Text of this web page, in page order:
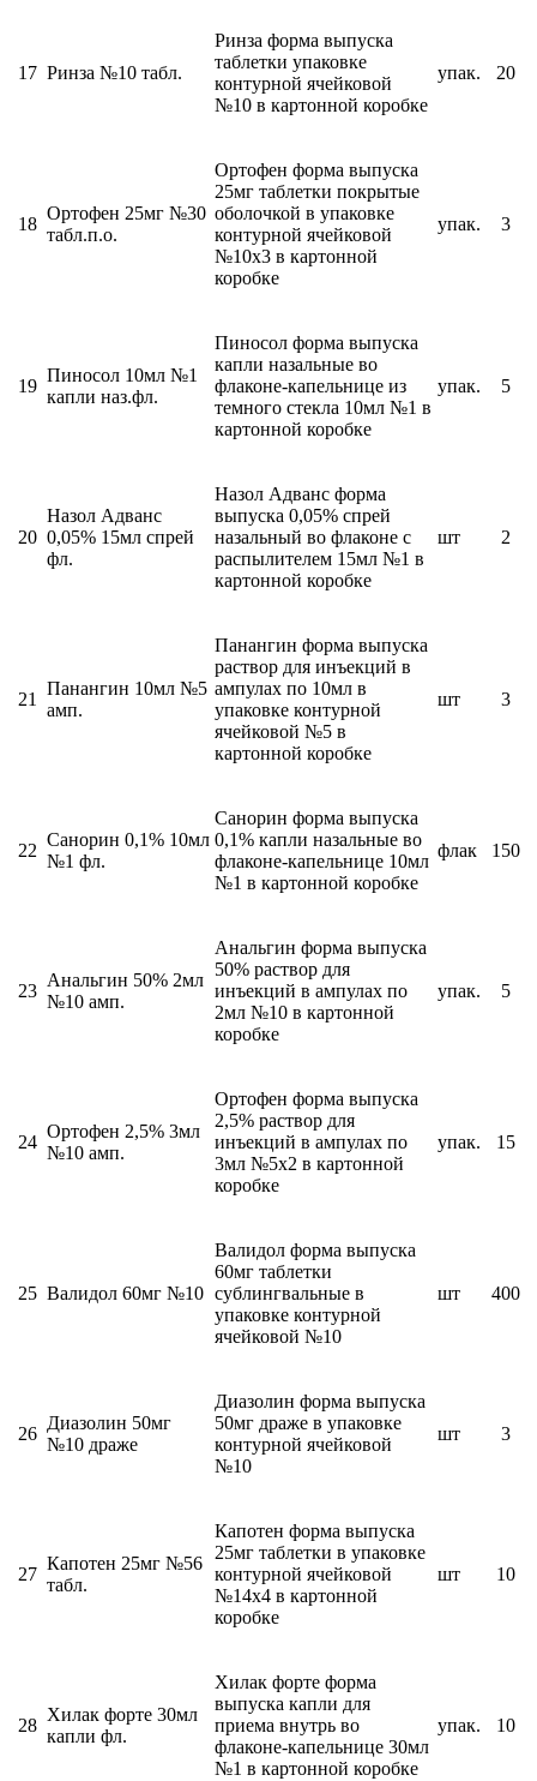
17 Ринза №10 табл.
Ринза форма выпуска
таблетки упаковке
контурной ячейковой
№10 в картонной коробке
упак. 20
18
Ортофен 25мг №30
табл.п.о.
Ортофен форма выпуска
25мг таблетки покрытые
оболочкой в упаковке
контурной ячейковой
№10х3 в картонной
коробке
упак. 3
19
Пиносол 10мл №1
капли наз.фл.
Пиносол форма выпуска
капли назальные во
флаконе-капельнице из
темного стекла 10мл №1 в
картонной коробке
упак. 5
20
Назол Адванс
0,05% 15мл спрей
фл.
Назол Адванс форма
выпуска 0,05% спрей
назальный во флаконе с
распылителем 15мл №1 в
картонной коробке
шт 2
21
Панангин 10мл №5
амп.
Панангин форма выпуска
раствор для инъекций в
ампулах по 10мл в
упаковке контурной
ячейковой №5 в
картонной коробке
шт 3
22
Санорин 0,1% 10мл
№1 фл.
Санорин форма выпуска
0,1% капли назальные во
флаконе-капельнице 10мл
№1 в картонной коробке
флак 150
23
Анальгин 50% 2мл
№10 амп.
Анальгин форма выпуска
50% раствор для
инъекций в ампулах по
2мл №10 в картонной
коробке
упак. 5
24
Ортофен 2,5% 3мл
№10 амп.
Ортофен форма выпуска
2,5% раствор для
инъекций в ампулах по
3мл №5х2 в картонной
коробке
упак. 15
25 Валидол 60мг №10
Валидол форма выпуска
60мг таблетки
сублингвальные в
упаковке контурной
ячейковой №10
шт 400
26
Диазолин 50мг
№10 драже
Диазолин форма выпуска
50мг драже в упаковке
контурной ячейковой
№10
шт 3
27
Капотен 25мг №56
табл.
Капотен форма выпуска
25мг таблетки в упаковке
контурной ячейковой
№14х4 в картонной
коробке
шт 10
28
Хилак форте 30мл
капли фл.
Хилак форте форма
выпуска капли для
приема внутрь во
флаконе-капельнице 30мл
№1 в картонной коробке
упак. 10